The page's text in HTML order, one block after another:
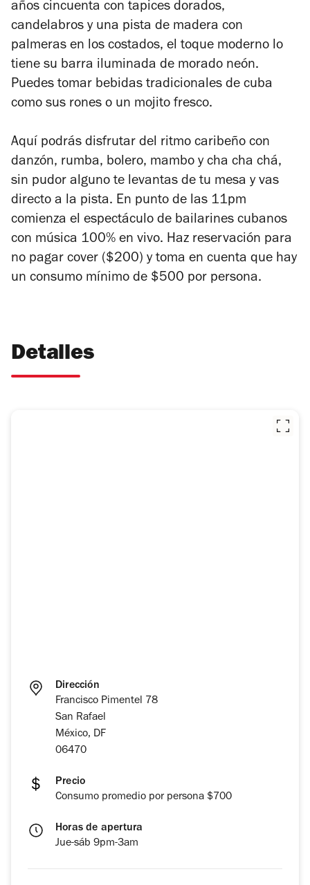
años cincuenta con tapices dorados,
candelabros y una pista de madera con
palmeras en los costados, el toque moderno lo
tiene su barra iluminada de morado neón.
Puedes tomar bebidas tradicionales de cuba
como sus rones o un mojito fresco.
Aquí podrás disfrutar del ritmo caribeño con
danzón, rumba, bolero, mambo y cha cha chá,
sin pudor alguno te levantas de tu mesa y vas
directo a la pista. En punto de las 11pm
comienza el espectáculo de bailarines cubanos
con música 100% en vivo. Haz reservación para
no pagar cover ($200) y toma en cuenta que hay
un consumo mínimo de $500 por persona.
Detalles
Dirección
Francisco Pimentel 78
San Rafael
México, DF
06470
Precio
Consumo promedio por persona $700
Horas de apertura
Jue-sáb 9pm-3am